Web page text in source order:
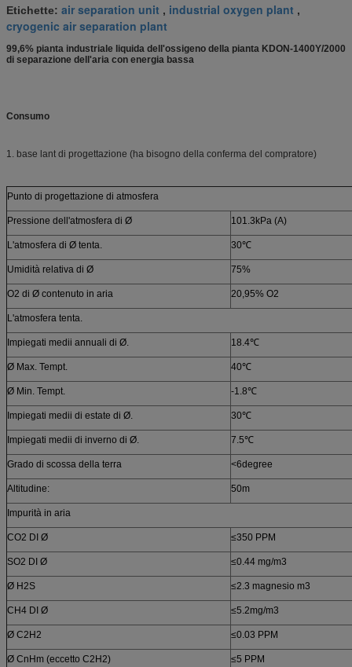
Etichette: air separation unit , industrial oxygen plant ,
cryogenic air separation plant
99,6% pianta industriale liquida dell'ossigeno della pianta KDON-1400Y/2000
di separazione dell'aria con energia bassa
Consumo
1. base lant di progettazione (ha bisogno della conferma del compratore)
Punto di progettazione di atmosfera
Pressione dell'atmosfera di Ø 101.3kPa (A)
L'atmosfera di Ø tenta. 30℃
Umidità relativa di Ø 75%
O2 di Ø contenuto in aria 20,95% O2
L'atmosfera tenta.
Impiegati medii annuali di Ø. 18.4℃
Ø Max. Tempt. 40℃
Ø Min. Tempt. -1.8℃
Impiegati medii di estate di Ø. 30℃
Impiegati medii di inverno di Ø. 7.5℃
Grado di scossa della terra <6degree
Altitudine: 50m
Impurità in aria
CO2 DI Ø ≤350 PPM
SO2 DI Ø ≤0.44 mg/m3
Ø H2S ≤2.3 magnesio m3
CH4 DI Ø ≤5.2mg/m3
Ø C2H2 ≤0.03 PPM
Ø CnHm (eccetto C2H2) ≤5 PPM